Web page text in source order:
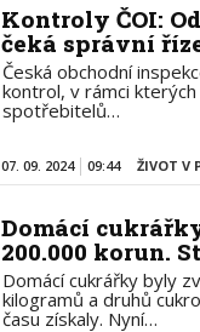
Kontroly ČOI:
čeká správní
Česká obchodní
kontrol, v rámci
spotřebitelů…
07. 09. 2024 09:44 ŽIVOT V
Domácí
200.000 korun.
Domácí cukrářky byly
kilogramů a druhů
času získaly. Nyní…